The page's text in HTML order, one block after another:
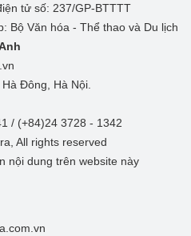
tử số: 237/GP-BTTTT
Bộ Văn hóa - Thể thao và Du lịch
Đông, Hà Nội.
/ (+84)24 3728 - 1342
All rights reserved
nội dung trên website này